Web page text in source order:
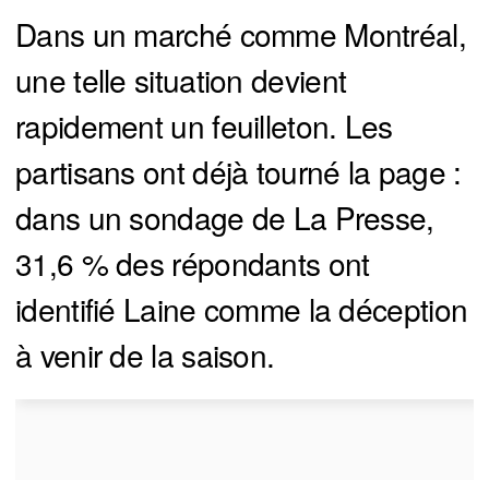
Dans un marché comme Montréal,
une telle situation devient
rapidement un feuilleton. Les
partisans ont déjà tourné la page :
dans un sondage de La Presse,
31,6 % des répondants ont
identifié Laine comme la déception
à venir de la saison.